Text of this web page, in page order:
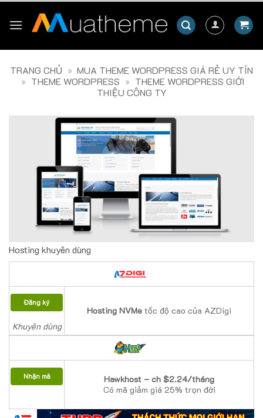
TRANG CHỦ » MUA THEME WORDPRESS GIÁ RẺ UY TÍN
» THEME WORDPRESS » THEME WORDPRESS GIỚI
THIỆU CÔNG TY
Hosting khuyên dùng
Đăng ký
Khuyên dùng
Hosting NVMe tốc độ cao của AZDigi
Nhận mã
Hawkhost – ch $2.24/tháng
Có mã giảm giá 25% trọn đời